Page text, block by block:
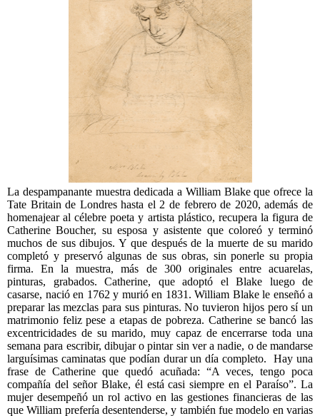
La despampanante muestra dedicada a William Blake que ofrece la
Tate Britain de Londres hasta el 2 de febrero de 2020, además de
homenajear al célebre poeta y artista plástico, recupera la figura de
Catherine Boucher, su esposa y asistente que coloreó y terminó
muchos de sus dibujos. Y que después de la muerte de su marido
completó y preservó algunas de sus obras, sin ponerle su propia
firma. En la muestra, más de 300 originales entre acuarelas,
pinturas, grabados. Catherine, que adoptó el Blake luego de
casarse, nació en 1762 y murió en 1831. William Blake le enseñó a
preparar las mezclas para sus pinturas. No tuvieron hijos pero sí un
matrimonio feliz pese a etapas de pobreza. Catherine se bancó las
excentricidades de su marido, muy capaz de encerrarse toda una
semana para escribir, dibujar o pintar sin ver a nadie, o de mandarse
larguísimas caminatas que podían durar un día completo.
Hay una
frase de Catherine que quedó acuñada: “A veces, tengo poca
compañía del señor Blake, él está casi siempre en el Paraíso”. La
mujer desempeñó un rol activo en las gestiones financieras de las
que William prefería desentenderse, y también fue modelo en varias